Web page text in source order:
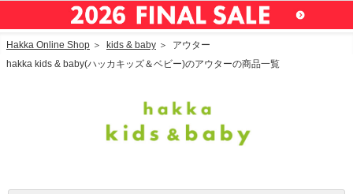
Hakka Online Shop ＞ kids & baby ＞ アウター
hakka kids & baby(ハッカキッズ＆ベビー)のアウターの商品一覧